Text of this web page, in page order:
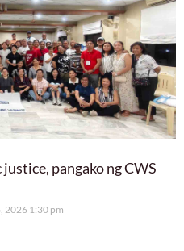
pangako ng CWS
2026 1:30 pm